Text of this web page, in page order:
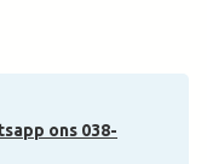
ons 038-